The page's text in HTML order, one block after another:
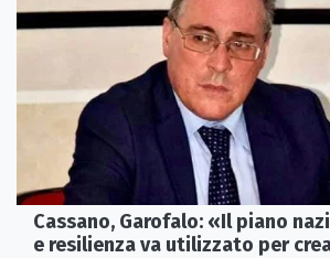
Cassano, Garofalo: «Il piano
e resilienza va utilizzato per